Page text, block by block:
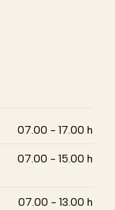
07.00 - 17.00 h
07.00 - 15.00 h
07.00 - 13.00 h